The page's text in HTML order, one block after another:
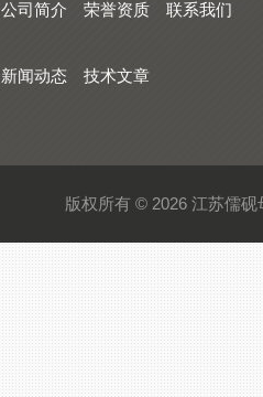
公司简介 荣誉资质 联系我们
新闻动态 技术文章
版权所有 © 2026 江苏儒